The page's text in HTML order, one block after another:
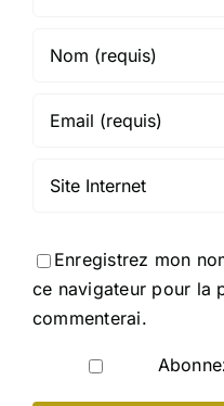
Enregistrez mon
ce navigateur pour la
commenterai.